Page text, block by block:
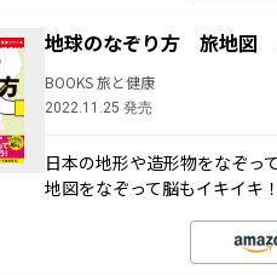
地球のなぞり方 旅地図
BOOKS 旅と健康
2022.11.25 発売
日本の地形や造形物をなぞっ
地図をなぞって脳もイキイキ！